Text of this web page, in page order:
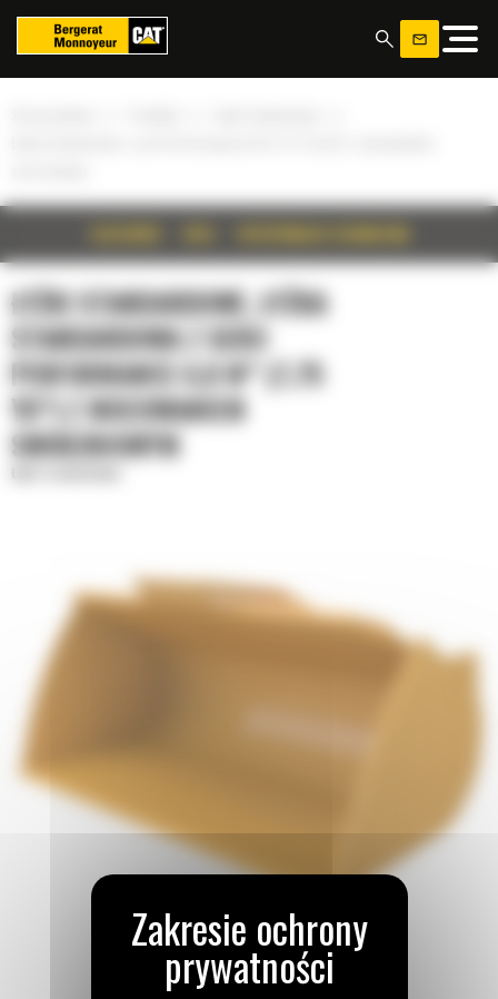
ŁYŻKI STANDARDOWE, ŁYŻKA
STANDARDOWA Z SERII
PERFORMANCE 6,0 M³ (7,75
YD³) Z MOCOWANIEM
SWORZNIOWYM
Panel zarządzania plikami cookies